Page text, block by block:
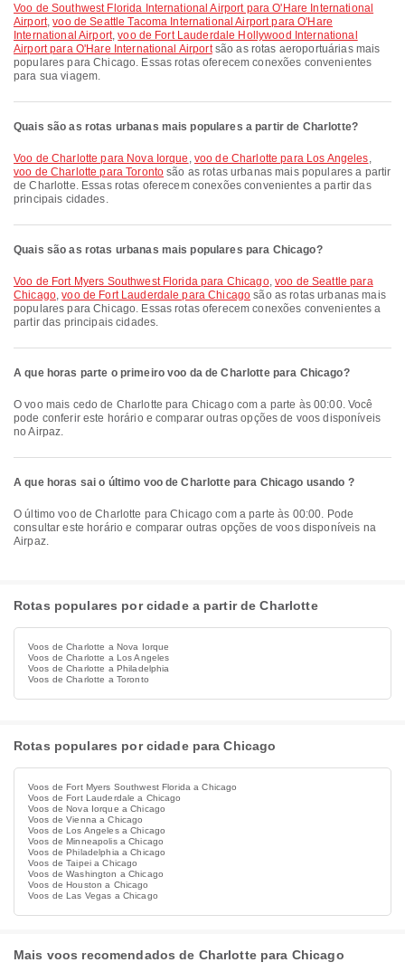
voo de Southwest Florida International Airport para O'Hare International
Airport,voo de Seattle Tacoma International Airport para O'Hare
International Airport,voo de Fort Lauderdale Hollywood International
Airport para O'Hare International Airportsão as rotas aeroportuárias mais
populares para Chicago. Essas rotas oferecem conexões convenientes
para sua viagem.
Quais são as rotas urbanas mais populares a partir de Charlotte?
voo de Charlotte para Nova Iorque , voo de Charlotte para Los Angeles,
voo de Charlotte para Toronto são as rotas urbanas mais populares a partir
de Charlotte. Essas rotas oferecem conexões convenientes a partir das
principais cidades.
Quais são as rotas urbanas mais populares para Chicago?
voo de Fort Myers Southwest Florida para Chicago,voo de Seattle para
Chicago,voo de Fort Lauderdale para Chicago são as rotas urbanas mais
populares para Chicago. Essas rotas oferecem conexões convenientes a
partir das principais cidades.
A que horas parte o primeiro voo da de Charlotte para Chicago?
O voo mais cedo de Charlotte para Chicago com a parte às 00:00. Você
pode conferir este horário e comparar outras opções de voos disponíveis
no Airpaz.
A que horas sai o último voo de Charlotte para Chicago usando ?
O último voo de Charlotte para Chicago com a parte às 00:00. Pode
consultar este horário e comparar outras opções de voos disponíveis na
Airpaz.
Rotas populares por cidade a partir de Charlotte
Voos de Charlotte a Nova Iorque
Voos de Charlotte a Los Angeles
Voos de Charlotte a Philadelphia
Voos de Charlotte a Toronto
Rotas populares por cidade para Chicago
Voos de Fort Myers Southwest Florida a Chicago
Voos de Fort Lauderdale a Chicago
Voos de Nova Iorque a Chicago
Voos de Vienna a Chicago
Voos de Los Angeles a Chicago
Voos de Minneapolis a Chicago
Voos de Philadelphia a Chicago
Voos de Taipei a Chicago
Voos de Washington a Chicago
Voos de Houston a Chicago
Voos de Las Vegas a Chicago
Mais voos recomendados de Charlotte para Chicago